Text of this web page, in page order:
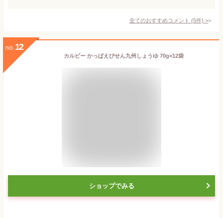
全てのおすすめコメント (5件) >
no. 12
カルビー かっぱえびせん九州しょうゆ 70g×12袋
ショップでみる